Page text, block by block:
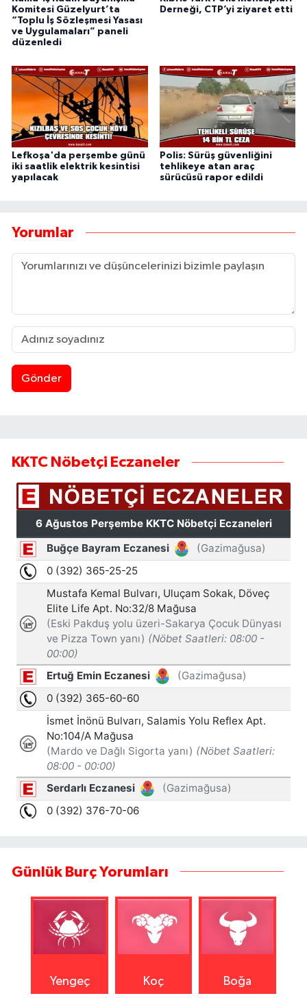
Komitesi Güzelyurt’ta
“Toplu İş Sözleşmesi Yasası
ve Uygulamaları” paneli
düzenledi
Derneği, CTP’yi ziyaret etti
Lefkoşa'da perşembe günü
iki saatlik elektrik kesintisi
yapılacak
Polis: Sürüş güvenliğini
tehlikeye atan araç
sürücüsü rapor edildi
Yorumlar
Gönder
KKTC Nöbetçi Eczaneler
Günlük Burç Yorumları
Yengeç Koç Boğa